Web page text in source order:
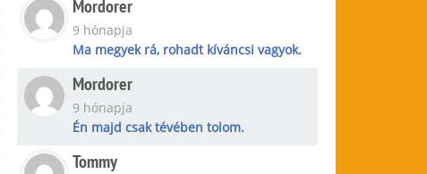
Mordorer
9 hónapja
Ma megyek rá, rohadt kíváncsi vagyok.
Mordorer
9 hónapja
Én majd csak tévében tolom.
Tommy